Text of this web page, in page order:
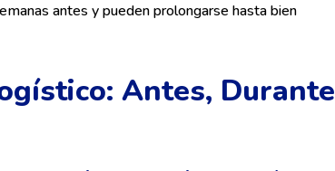
antes y pueden prolongarse hasta bien
Antes, Durante